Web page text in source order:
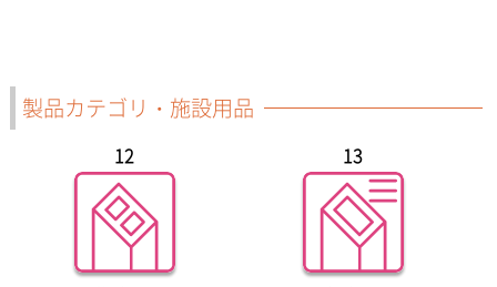
製品カテゴリ・施設用品
12 13